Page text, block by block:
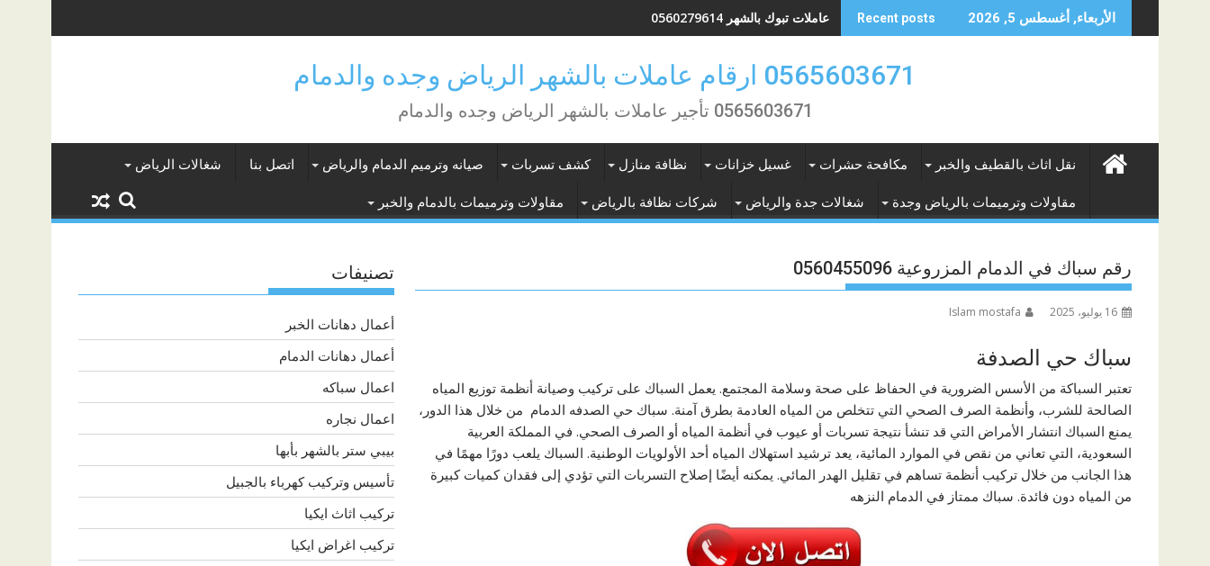
to
الأربعاء, أغسطس 5, 2026 Recent posts عاملات تبوك بالشهر 0560279614
0565603671 ارقام عاملات بالشهر الرياض وجده والدمام
0565603671 تأجير عاملات بالشهر الرياض وجده والدمام
نقل اثاث بالقطيف والخبر مكافحة حشرات غسيل خزانات نظافة منازل كشف تسربات صيانه وترميم الدمام والرياض اتصل بنا شغالات الرياض
مقاولات وترميمات بالرياض وجدة شغالات جدة والرياض شركات نظافة بالرياض مقاولات وترميمات بالدمام والخبر
رقم سباك في الدمام المزروعية 0560455096
16 يوليو، 2025 Islam mostafa
سباك حي الصدفة
تعتبر السباكة من الأسس الضرورية في الحفاظ على صحة وسلامة المجتمع. يعمل السباك على تركيب وصيانة أنظمة توزيع المياه
الصالحة للشرب، وأنظمة الصرف الصحي التي تتخلص من المياه العادمة بطرق آمنة. سباك حي الصدفه الدمام من خلال هذا الدور،
يمنع السباك انتشار الأمراض التي قد تنشأ نتيجة تسربات أو عيوب في أنظمة المياه أو الصرف الصحي. في المملكة العربية
السعودية، التي تعاني من نقص في الموارد المائية، يعد ترشيد استهلاك المياه أحد الأولويات الوطنية. السباك يلعب دورًا مهمًا في
هذا الجانب من خلال تركيب أنظمة تساهم في تقليل الهدر المائي. يمكنه أيضًا إصلاح التسربات التي تؤدي إلى فقدان كميات كبيرة
من المياه دون فائدة. سباك ممتاز في الدمام النزهه
تصنيفات
أعمال دهانات الخبر
أعمال دهانات الدمام
اعمال سباكه
اعمال نجاره
بيبي ستر بالشهر بأبها
تأسيس وتركيب كهرباء بالجبيل
تركيب اثاث ايكيا
تركيب اغراض ايكيا